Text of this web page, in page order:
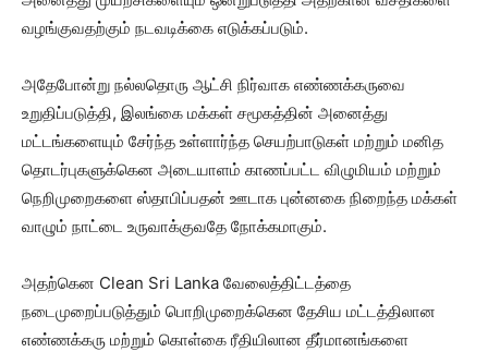
வழங்குவதற்கும் நடவடிக்கை எடுக்கப்படும்.
அதேபோன்று நல்லதொரு ஆட்சி நிர்வாக எண்ணக்கருவை
உறுதிப்படுத்தி, இலங்கை மக்கள் சமூகத்தின் அனைத்து
மட்டங்களையும் சேர்ந்த உள்ளார்ந்த செயற்பாடுகள் மற்றும் மனித
தொடர்புகளுக்கென அடையாளம் காணப்பட்ட விழுமியம் மற்றும்
நெறிமுறைகளை ஸ்தாபிப்பதன் ஊடாக புன்னகை நிறைந்த மக்கள்
வாழும் நாட்டை உருவாக்குவதே நோக்கமாகும்.
அதற்கென Clean Sri Lanka வேலைத்திட்டத்தை
நடைமுறைப்படுத்தும் பொறிமுறைக்கென தேசிய மட்டத்திலான
எண்ணக்கரு மற்றும் கொள்கை ரீதியிலான தீர்மானங்களை